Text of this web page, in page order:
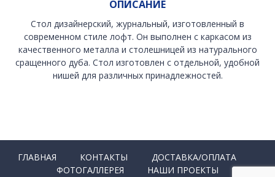
ОПИСАНИЕ
Стол дизайнерский, журнальный, изготовленный в
современном стиле лофт. Он выполнен с каркасом из
качественного металла и столешницей из натурального
сращенного дуба. Стол изготовлен с отдельной, удобной
нишей для различных принадлежностей.
ГЛАВНАЯ КОНТАКТЫ
ДОСТАВКА/ОПЛАТА
ФОТОГАЛЛЕРЕЯ
НАШИ ПРОЕКТЫ